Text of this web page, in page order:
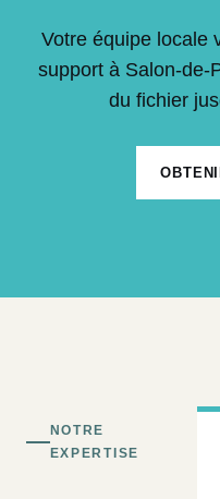
Votre équipe locale
support à Salon-de-
du fichier
NOTRE
EXPERTISE